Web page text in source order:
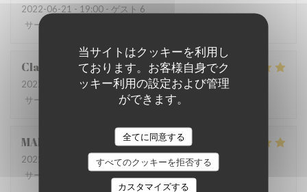
当サイトはクッキーを利用し
ております。お客様自身でク
ッキー利用の設定および管理
ができます。
全てに同意する
すべてのクッキーを拒否する
カスタマイズする
2022-06-21 - 19:00 - ゲスト 6
サービス
Clarisse
2022-06-21
- 19:00 - ゲスト 2
サービス
5/5 メニュー: 5
MARIA
2022-06-20
- 19:00 - ゲスト 8
サービス
雰囲気:5/5 メニュー:5/5 品質-価格